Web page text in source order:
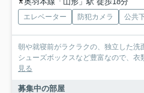
エレベーター 防犯カメラ 公共
朝や就寝前がラクラクの、独立した洗
シューズボックスなど豊富なので、衣
見る
募集中の部屋